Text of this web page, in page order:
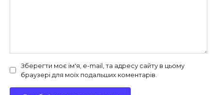
Зберегти моє ім'я, e-mail, та адресу сайту в цьому
браузері для моїх подальших коментарів.